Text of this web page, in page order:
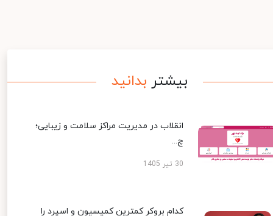
بیشتر بدانید
انقلاب در مدیریت مراکز سلامت و زیبایی؛
چ...
30 تیر 1405
کدام بروکر کمترین کمیسیون و اسپرد را